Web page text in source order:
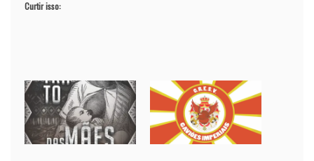
Curtir isso: